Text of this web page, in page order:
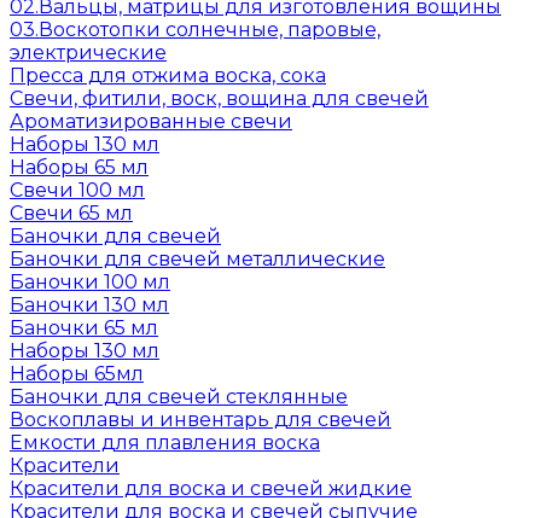
02.Вальцы, матрицы для изготовления вощины
03.Воскотопки солнечные, паровые,
электрические
Пресса для отжима воска, сока
Свечи, фитили, воск, вощина для свечей
Ароматизированные свечи
Наборы 130 мл
Наборы 65 мл
Свечи 100 мл
Свечи 65 мл
Баночки для свечей
Баночки для свечей металлические
Баночки 100 мл
Баночки 130 мл
Баночки 65 мл
Наборы 130 мл
Наборы 65мл
Баночки для свечей стеклянные
Воскоплавы и инвентарь для свечей
Емкости для плавления воска
Красители
Красители для воска и свечей жидкие
Красители для воска и свечей сыпучие